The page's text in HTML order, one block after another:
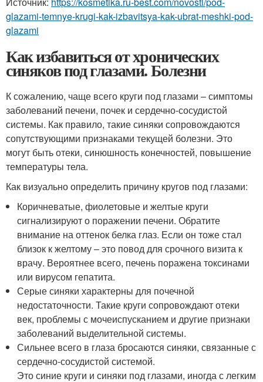
glazami-temnye-krugi-kak-izbavitsya-kak-ubrat-meshki-pod-
glazami
Как избавиться от хронических
синяков под глазами. Болезни
К сожалению, чаще всего круги под глазами – симптомы
заболеваний печени, почек и сердечно-сосудистой
системы. Как правило, такие синяки сопровождаются
сопутствующими признаками текущей болезни. Это
могут быть отеки, синюшность конечностей, повышение
температуры тела.
Как визуально определить причину кругов под глазами:
Коричневатые, фиолетовые и желтые круги
сигнализируют о поражении печени. Обратите
внимание на оттенок белка глаз. Если он тоже стал
близок к желтому – это повод для срочного визита к
врачу. Вероятнее всего, печень поражена токсинами
или вирусом гепатита.
Серые синяки характерны для почечной
недостаточности. Такие круги сопровождают отеки
век, проблемы с мочеиспусканием и другие признаки
заболеваний выделительной системы.
Сильнее всего в глаза бросаются синяки, связанные с
сердечно-сосудистой системой.
Это синие круги и синяки под глазами, иногда с легким